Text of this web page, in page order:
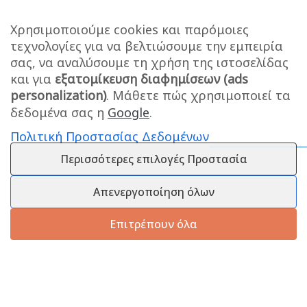
Χρησιμοποιούμε cookies και παρόμοιες
τεχνολογίες για να βελτιώσουμε την εμπειρία
σας, να αναλύσουμε τη χρήση της ιστοσελίδας
και για εξατομίκευση διαφημίσεων (ads
personalization). Μάθετε πώς χρησιμοποιεί τα
δεδομένα σας η Google.
Πολιτική Προστασίας Δεδομένων
Περισσότερες επιλογές Προστασία
Απενεργοποίηση όλων
Επιτρέπουν όλα